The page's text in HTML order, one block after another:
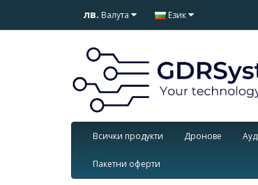
лв. Валута Език
Всички продукти Дронове
Пакетни оферти